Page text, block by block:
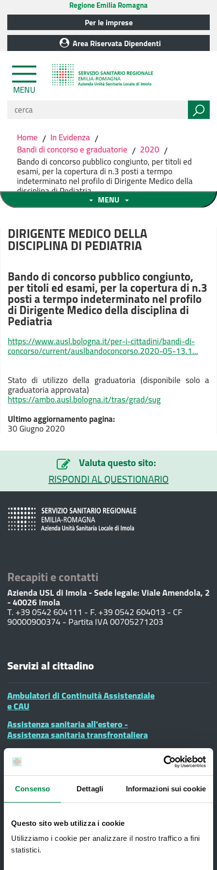
Consenso Dettagli Informazioni sui cookie
Questo sito web utilizza i cookie
Utilizziamo i cookie per analizzare il nostro traffico a fini
statistici.
Regione Emilia Romagna
Per le imprese
Area Riservata Dipendenti
MENU
Home / In Evidenza /
Bandi di concorso e graduatorie / 2020 /
Bando di concorso pubblico congiunto, per titoli ed
esami, per la copertura di n.3 posti a termpo
indeterminato nel profilo di Dirigente Medico della
disciplina di Pediatria
MENU
DIRIGENTE MEDICO DELLA
DISCIPLINA DI PEDIATRIA
Bando di concorso pubblico congiunto,
per titoli ed esami, per la copertura di n.3
posti a termpo indeterminato nel profilo
di Dirigente Medico della disciplina di
Pediatria
https://www.ausl.bologna.it/per-i-cittadini/bandi-di-
concorso/current/auslbandoconcorso.2020-05-13.1...
Stato di utilizzo della graduatoria (disponibile solo a
graduatoria approvata)
https://ambo.ausl.bologna.it/tras/grad/sug
Ultimo aggiornamento pagina:
30 Giugno 2020
Valuta questo sito:
RISPONDI AL QUESTIONARIO
Recapiti e contatti
Azienda USL di Imola - Sede legale: Viale Amendola, 2
- 40026 Imola
T. +39 0542 604111 - F. +39 0542 604013 - CF
90000900374 - Partita IVA 00705271203
Servizi al cittadino
Ambulatori di Continuità Assistenziale
e CAU
Assistenza sanitaria all'estero -
Assistenza sanitaria transfrontaliera
Consultorio Familiare
Direzione Assistenza Farmaceutica
Finanziamenti
Lauree Professioni Sanitarie
Medici e Pediatri di Famiglia
Nucleo di Cure Primarie (NCP)